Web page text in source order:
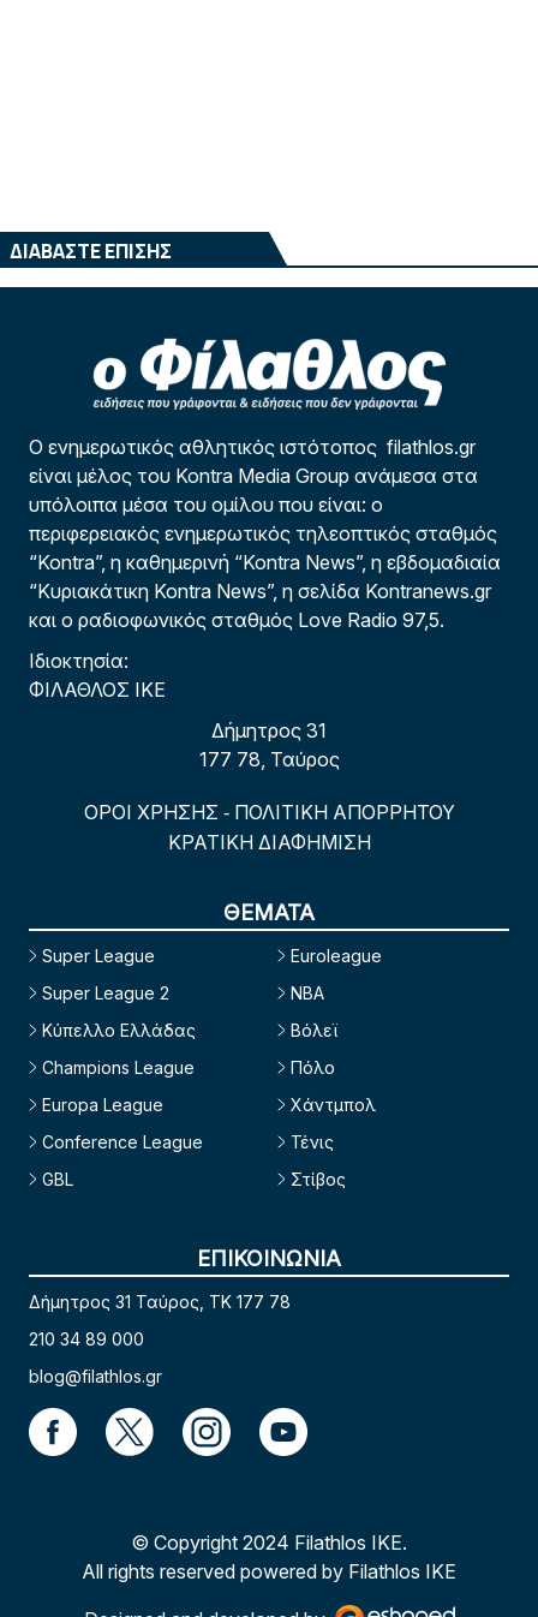
ΔΙΑΒΑΣΤΕ ΕΠΙΣΗΣ
Ο ενημερωτικός αθλητικός ιστότοπος filathlos.gr
είναι μέλος του Kontra Media Group ανάμεσα στα
υπόλοιπα μέσα του ομίλου που είναι: ο
περιφερειακός ενημερωτικός τηλεοπτικός σταθμός
“Kontra”, η καθημερινή “Kontra News”, η εβδομαδιαία
“Κυριακάτικη Kontra News”, η σελίδα Kontranews.gr
και ο ραδιοφωνικός σταθμός Love Radio 97,5.
Ιδιοκτησία:
ΦΙΛΑΘΛΟΣ ΙΚΕ
Δήμητρος 31
177 78, Ταύρος
ΟΡΟΙ ΧΡΗΣΗΣ - ΠΟΛΙΤΙΚΗ ΑΠΟΡΡΗΤΟΥ
ΚΡΑΤΙΚΗ ΔΙΑΦΗΜΙΣΗ
ΘΕΜΑΤΑ
Super League
Super League 2
Κύπελλο Ελλάδας
Champions League
Europa League
Conference League
GBL
Euroleague
NBA
Βόλεϊ
Πόλο
Χάντμπολ
Τένις
Στίβος
ΕΠΙΚΟΙΝΩΝΙΑ
Δήμητρος 31 Ταύρος, TK 177 78
210 34 89 000
blog@filathlos.gr
© Copyright 2024 Filathlos ΙΚΕ.
All rights reserved powered by Filathlos ΙΚΕ